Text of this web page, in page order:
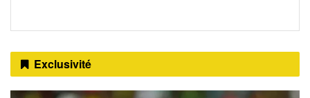
Exclusivité